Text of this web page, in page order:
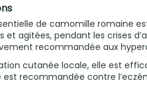
de camomille romaine
et agitées, pendant les crises
recommandée aux
cutanée locale, elle est
est recommandée contre